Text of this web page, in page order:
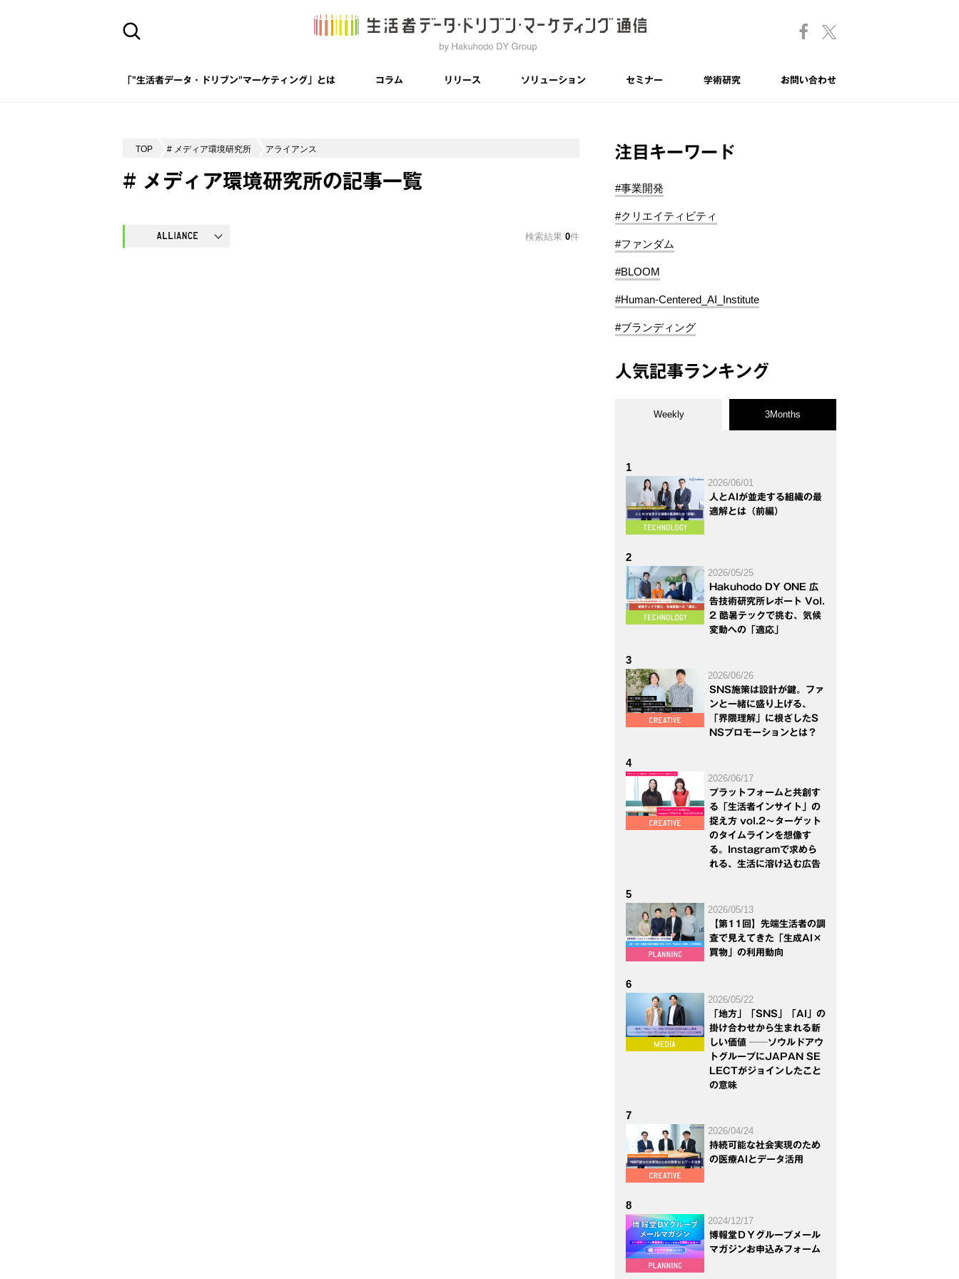
「"生活者データ・ドリブン"マーケティング」とは コラム リリース ソリューション セミナー 学術研究 お問い合わせ
TOP # メディア環境研究所 アライアンス
# メディア環境研究所の記事一覧
検索結果 0件
注目キーワード
#事業開発
#クリエイティビティ
#ファンダム
#BLOOM
#Human-Centered_AI_Institute
#ブランディング
人気記事ランキング
Weekly 3Months
1
2026/06/01
人とAIが並走する組織の最
適解とは（前編）
2
2026/05/25
Hakuhodo DY ONE 広
告技術研究所レポート Vol.
2 酷暑テックで挑む、気候
変動への「適応」
3
2026/06/26
SNS施策は設計が鍵。ファ
ンと一緒に盛り上げる、
「界隈理解」に根ざしたS
NSプロモーションとは？
4
2026/06/17
プラットフォームと共創す
る「生活者インサイト」の
捉え方 vol.2～ターゲット
のタイムラインを想像す
る。Instagramで求めら
れる、生活に溶け込む広告
5
2026/05/13
【第11回】先端生活者の調
査で見えてきた「生成AI×
買物」の利用動向
6
2026/05/22
「地方」「SNS」「AI」の
掛け合わせから生まれる新
しい価値 ──ソウルドアウ
トグループにJAPAN SE
LECTがジョインしたこと
の意味
7
2026/04/24
持続可能な社会実現のため
の医療AIとデータ活用
8
2024/12/17
博報堂ＤＹグループメール
マガジンお申込みフォーム